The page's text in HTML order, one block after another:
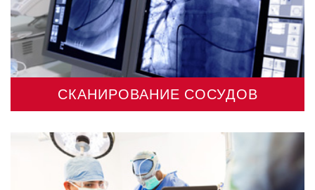
СКАНИРОВАНИЕ СОСУДОВ